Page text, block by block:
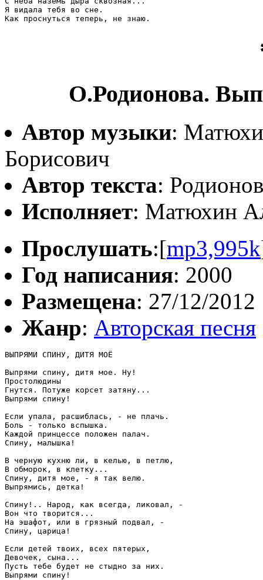
Я видала тебя во сне.
О.Родионова.
Автор музыки:
Борисович
Автор текста:
Исполняет: Матюхин
Прослушать:[mp3,995k
Год написания: 2000
Размещена: 27/12/2012
Жанр: Авторская песня
ВЫПРЯМИ СПИНУ, ДИТЯ МОЁ
Выпрями спину, дитя мое. Ну!
Простолюдины
Гнутся. Потуже корсет затяну...
Выпрями спину!
Если упала, расшиблась, - не плачь.
Боль - только вспышка.
Каждой принцессе положен палач.
Спину, малышка!
В черную кухню ли, в келью, в петлю,
В обморок, в клетку...
Спину, дитя мое, - я так велю.
Выпрямись, детка!
Спину!.. Народ, как всегда, ликовал, -
Вон что творится...
На эшафот, или в грязный подвал, -
Спину, царица!
Если детей твоих, всех пятерых,
Девочек, сына...
Пусть тебе будет не стыдно за них.
Выпрями спину!